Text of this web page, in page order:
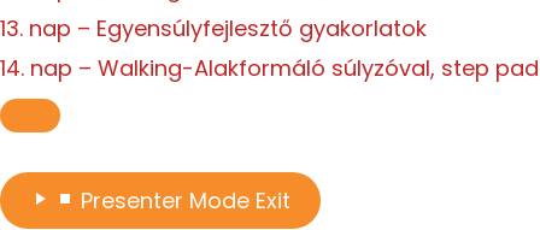
13. nap – Egyensúlyfejlesztő gyakorlatok
14. nap – Walking-Alakformáló súlyzóval, step
Presenter Mode Exit